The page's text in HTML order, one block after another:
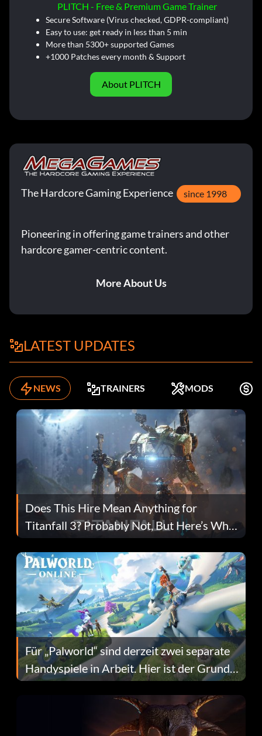
PLITCH - Free & Premium Game Trainer
Secure Software (Virus checked, GDPR-compliant)
Easy to use: get ready in less than 5 min
More than 5300+ supported Games
+1000 Patches every month & Support
About PLITCH
The Hardcore Gaming Experience since 1998
Pioneering in offering game trainers and other
hardcore gamer-centric content.
More About Us
LATEST UPDATES
NEWS TRAINERS MODS
Does This Hire Mean Anything for
Titanfall 3? Probably Not, But Here’s Why
Fans Are Hopeful
Für „Palworld“ sind derzeit zwei separate
Handyspiele in Arbeit. Hier ist der Grund
dafür.